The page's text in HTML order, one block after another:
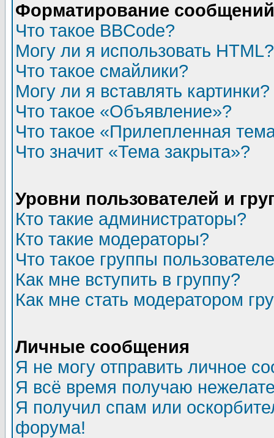
Форматирование
Что такое BBCode?
Могу ли я использовать HTML?
Что такое смайлики?
Могу ли я вставлять картинки?
Что такое «Объявление»?
Что такое «Прилепленная
Что значит «Тема закрыта»?
Уровни пользователей и
Кто такие администраторы?
Кто такие модераторы?
Что такое группы
Как мне вступить в группу?
Как мне стать модератором
Личные сообщения
Я не могу отправить личное
Я всё время получаю
Я получил спам или
форума!